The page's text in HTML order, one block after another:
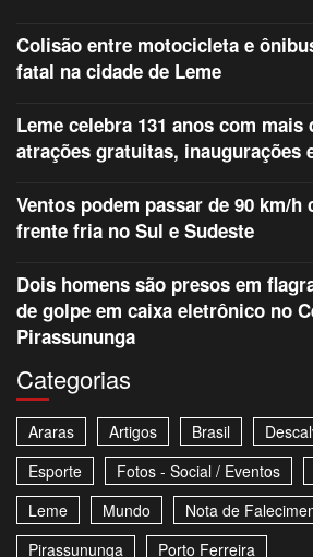
Colisão entre motocicleta e
fatal na cidade de Leme
Leme celebra 131 anos com mais
atrações gratuitas, inaugurações
Ventos podem passar de 90 km/h
frente fria no Sul e Sudeste
Dois homens são presos em
de golpe em caixa eletrônico no
Pirassununga
Categorias
Araras Artigos Brasil
Esporte
Fotos - Social / Eventos
Leme
Mundo Nota de
Pirassununga
Porto Ferreira